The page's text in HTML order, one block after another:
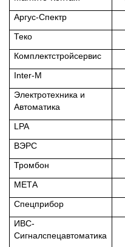
Аргус-Спектр
Теко
Комплектстройсервис
Inter-M
Электротехника и
Автоматика
LPA
ВЭРС
Тромбон
МЕТА
Спецприбор
ИВС-
Сигналспецавтоматика